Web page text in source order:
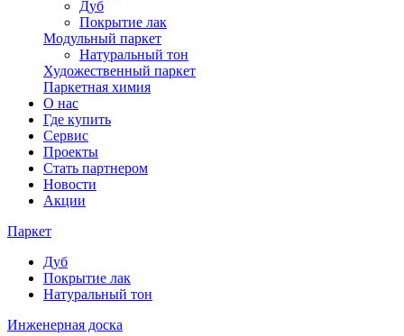
Дуб
Покрытие лак
Модульный паркет
Натуральный тон
Художественный паркет
Паркетная химия
О нас
Где купить
Сервис
Проекты
Стать партнером
Новости
Акции
Паркет
Дуб
Покрытие лак
Натуральный тон
Инженерная доска